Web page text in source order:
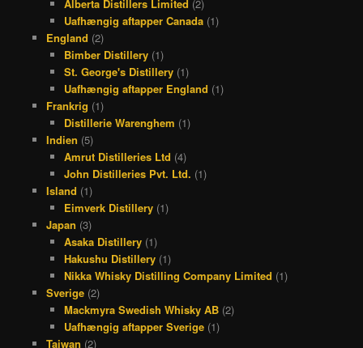
Alberta Distillers Limited (2)
Uafhængig aftapper Canada (1)
England (2)
Bimber Distillery (1)
St. George's Distillery (1)
Uafhængig aftapper England (1)
Frankrig (1)
Distillerie Warenghem (1)
Indien (5)
Amrut Distilleries Ltd (4)
John Distilleries Pvt. Ltd. (1)
Island (1)
Eimverk Distillery (1)
Japan (3)
Asaka Distillery (1)
Hakushu Distillery (1)
Nikka Whisky Distilling Company Limited (1)
Sverige(2)
Mackmyra Swedish Whisky AB (2)
Uafhængig aftapper Sverige (1)
Taiwan (2)